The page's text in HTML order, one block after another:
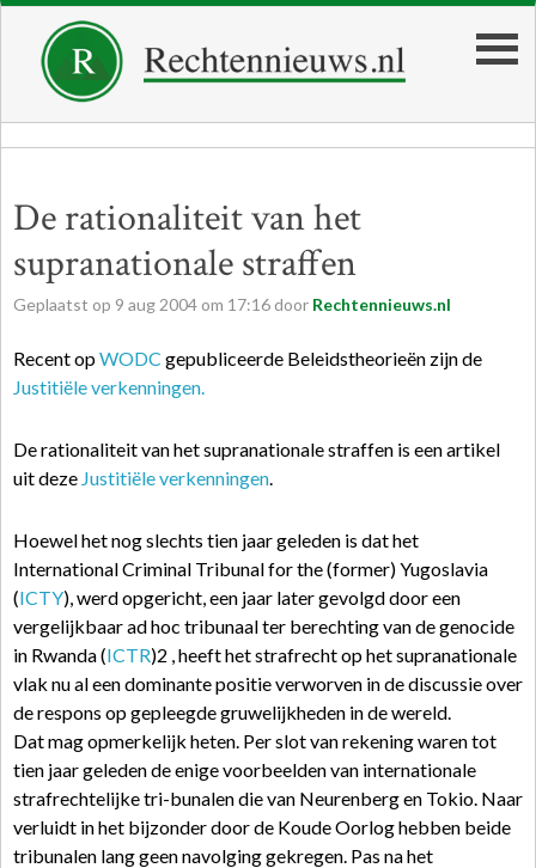
De rationaliteit van het
supranationale straffen
Geplaatst op 9 aug 2004 om 17:16 door Rechtennieuws.nl
Recent opWODC gepubliceerde Beleidstheorieën zijn de
Justitiële verkenningen.
De rationaliteit van het supranationale straffen is een artikel
uit deze Justitiële verkenningen.
Hoewel het nog slechts tien jaar geleden is dat het
International Criminal Tribunal for the (former) Yugoslavia
(ICTY), werd opgericht, een jaar later gevolgd door een
vergelijkbaar ad hoc tribunaal ter berechting van de genocide
in Rwanda (ICTR)2 , heeft het strafrecht op het supranationale
vlak nu al een dominante positie verworven in de discussie over
de respons op gepleegde gruwelijkheden in de wereld.
Dat mag opmerkelijk heten. Per slot van rekening waren tot
tien jaar geleden de enige voorbeelden van internationale
strafrechtelijke tri-bunalen die van Neurenberg en Tokio. Naar
verluidt in het bijzonder door de Koude Oorlog hebben beide
tribunalen lang geen navolging gekregen. Pas na het